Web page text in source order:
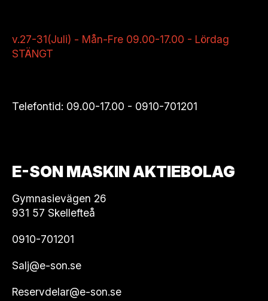
v.27-31(Juli) - Mån-Fre 09.00-17.00 - Lördag
STÄNGT
Telefontid: 09.00-17.00 - 0910-701201
E-SON MASKIN AKTIEBOLAG
Gymnasievägen 26
931 57 Skellefteå
0910-701201
Salj@e-son.se
Reservdelar@e-son.se